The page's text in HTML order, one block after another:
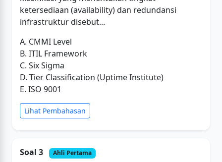
ketersediaan (availability) dan redundansi
infrastruktur disebut...
A. CMMI Level
B. ITIL Framework
C. Six Sigma
D. Tier Classification (Uptime Institute)
E. ISO 9001
Lihat Pembahasan
Soal 3 Ahli Pertama